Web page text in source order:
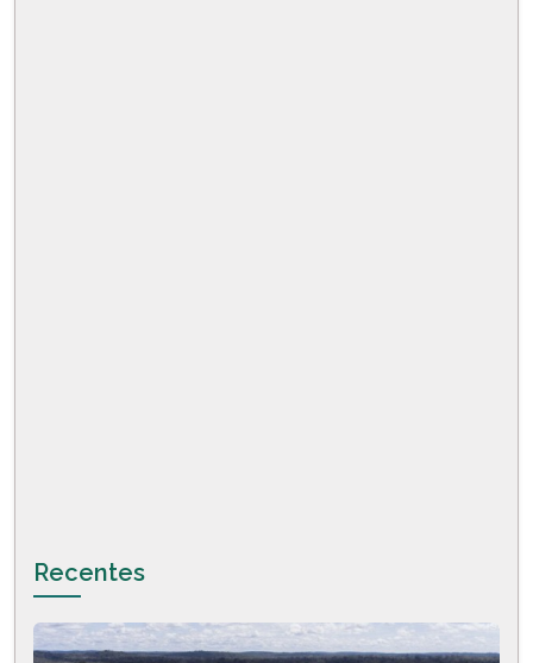
Recentes